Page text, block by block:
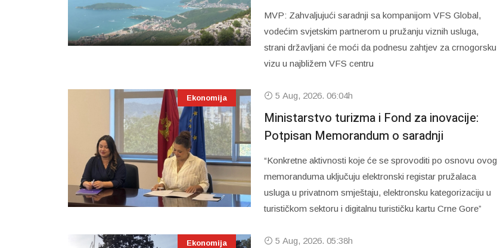
MVP: Zahvaljujući saradnji sa kompanijom VFS Global,
vodećim svjetskim partnerom u pružanju viznih usluga,
strani državljani će moći da podnesu zahtjev za crnogorsku
vizu u najbližem VFS centru
Ekonomija 5 Aug, 2026. 06:04h
Ministarstvo turizma i Fond za inovacije:
Potpisan Memorandum o saradnji
“Konkretne aktivnosti koje će se sprovoditi po osnovu ovog
memoranduma uključuju elektronski registar pružalaca
usluga u privatnom smještaju, elektronsku kategorizaciju u
turističkom sektoru i digitalnu turističku kartu Crne Gore”
Ekonomija 5 Aug, 2026. 05:38h